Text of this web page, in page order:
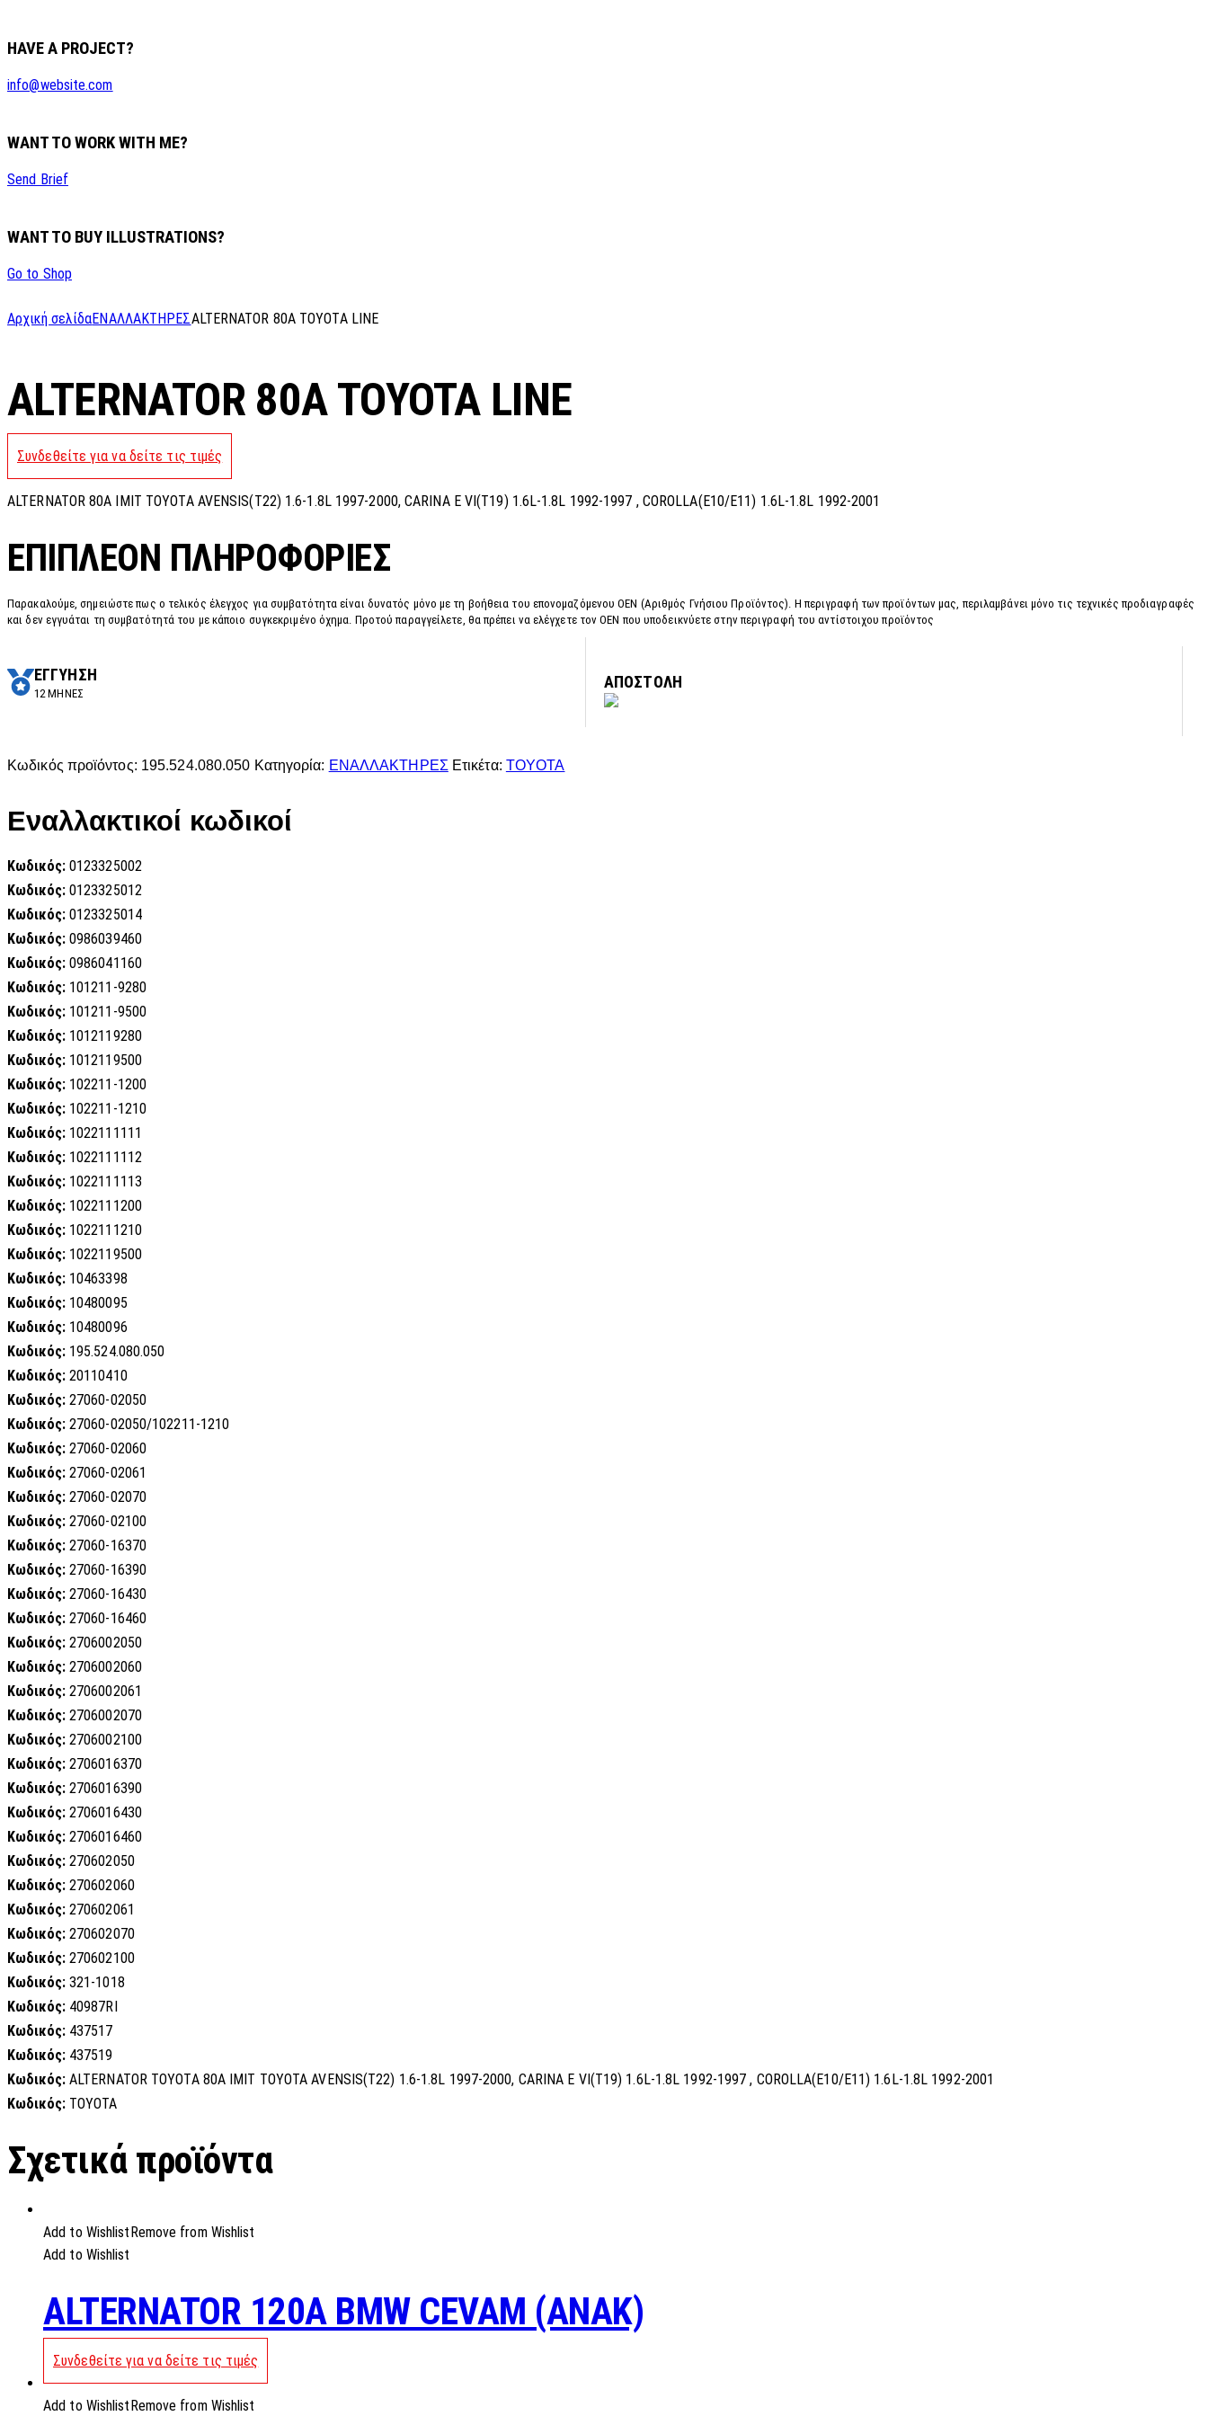
HAVE A PROJECT?
info@website.com
WANT TO WORK WITH ME?
Send Brief
WANT TO BUY ILLUSTRATIONS?
Go to Shop
Αρχική σελίδαΕΝΑΛΛΑΚΤΗΡΕΣALTERNATOR 80A TOYOTA LINE
ALTERNATOR 80A TOYOTA LINE
Συνδεθείτε για να δείτε τις τιμές
ALTERNATOR 80A IMIT TOYOTA AVENSIS(T22) 1.6-1.8L 1997-2000, CARINA E VI(T19) 1.6L-1.8L 1992-1997 , COROLLA(E10/E11) 1.6L-1.8L 1992-2001
ΕΠΙΠΛΈΟΝ ΠΛΗΡΟΦΟΡΊΕΣ
Παρακαλούμε, σημειώστε πως ο τελικός έλεγχος για συμβατότητα είναι δυνατός μόνο με τη βοήθεια του επονομαζόμενου OEN (Αριθμός Γνήσιου Προϊόντος). Η περιγραφή των προϊόντων μας, περιλαμβάνει μόνο τις τεχνικές προδιαγραφές
και δεν εγγυάται τη συμβατότητά του με κάποιο συγκεκριμένο όχημα. Προτού παραγγείλετε, θα πρέπει να ελέγχετε τον OEN που υποδεικνύετε στην περιγραφή του αντίστοιχου προϊόντος
ΕΓΓΥΗΣΗ
12 ΜΗΝΕΣ
ΑΠΟΣΤΟΛΗ
Κωδικός προϊόντος: 195.524.080.050 Κατηγορία: ΕΝΑΛΛΑΚΤΗΡΕΣ Ετικέτα: TOYOTA
Εναλλακτικοί κωδικοί
Κωδικός: 0123325002
Κωδικός: 0123325012
Κωδικός: 0123325014
Κωδικός: 0986039460
Κωδικός: 0986041160
Κωδικός: 101211-9280
Κωδικός: 101211-9500
Κωδικός: 1012119280
Κωδικός: 1012119500
Κωδικός: 102211-1200
Κωδικός: 102211-1210
Κωδικός: 1022111111
Κωδικός: 1022111112
Κωδικός: 1022111113
Κωδικός: 1022111200
Κωδικός: 1022111210
Κωδικός: 1022119500
Κωδικός: 10463398
Κωδικός: 10480095
Κωδικός: 10480096
Κωδικός: 195.524.080.050
Κωδικός: 20110410
Κωδικός: 27060-02050
Κωδικός: 27060-02050/102211-1210
Κωδικός: 27060-02060
Κωδικός: 27060-02061
Κωδικός: 27060-02070
Κωδικός: 27060-02100
Κωδικός: 27060-16370
Κωδικός: 27060-16390
Κωδικός: 27060-16430
Κωδικός: 27060-16460
Κωδικός: 2706002050
Κωδικός: 2706002060
Κωδικός: 2706002061
Κωδικός: 2706002070
Κωδικός: 2706002100
Κωδικός: 2706016370
Κωδικός: 2706016390
Κωδικός: 2706016430
Κωδικός: 2706016460
Κωδικός: 270602050
Κωδικός: 270602060
Κωδικός: 270602061
Κωδικός: 270602070
Κωδικός: 270602100
Κωδικός: 321-1018
Κωδικός: 40987RI
Κωδικός: 437517
Κωδικός: 437519
Κωδικός: ALTERNATOR TOYOTA 80A IMIT TOYOTA AVENSIS(T22) 1.6-1.8L 1997-2000, CARINA E VI(T19) 1.6L-1.8L 1992-1997 , COROLLA(E10/E11) 1.6L-1.8L 1992-2001
Κωδικός: TOYOTA
Σχετικά προϊόντα
Add to Wishlist Remove from Wishlist
Add to Wishlist
ALTERNATOR 120A BMW CEVAM (ANAK)
Συνδεθείτε για να δείτε τις τιμές
Add to Wishlist Remove from Wishlist